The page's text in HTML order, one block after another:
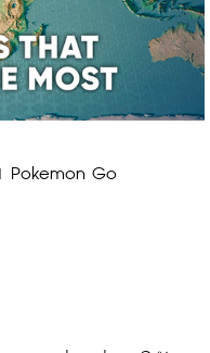
Pokemon Go